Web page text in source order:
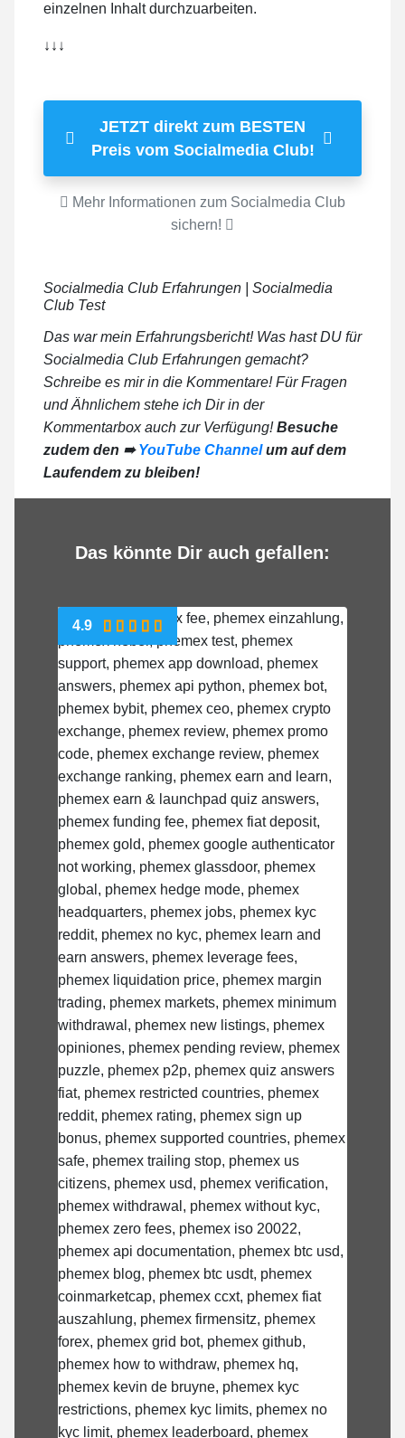
einzelnen Inhalt durchzuarbeiten.
↓↓↓
JETZT direkt zum BESTEN
Preis vom Socialmedia Club!
Mehr Informationen zum Socialmedia Club
sichern!
Socialmedia Club Erfahrungen | Socialmedia
Club Test
Das war mein Erfahrungsbericht! Was hast DU für
Socialmedia Club Erfahrungen gemacht?
Schreibe es mir in die Kommentare! Für Fragen
und Ähnlichem stehe ich Dir in der
Kommentarbox auch zur Verfügung!Besuche
zudem den ➠ YouTube Channel um auf dem
Laufendem zu bleiben!
Das könnte Dir auch gefallen:
4.9